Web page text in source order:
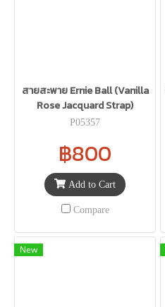
สายสะพาย Ernie Ball (Vanilla
Rose Jacquard Strap)
P05357
฿800
Add to Cart
Compare
New